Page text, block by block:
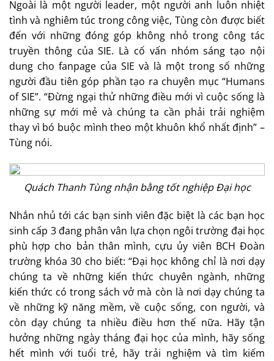
Ngoài là một người leader, một người anh luôn nhiệt
tình và nghiêm túc trong công việc, Tùng còn được biết
đến với những đóng góp không nhỏ trong công tác
truyền thông của SIE. Là cố vấn nhóm sáng tạo nội
dung cho fanpage của SIE và là một trong số những
người đầu tiên góp phần tạo ra chuyên mục “Humans
of SIE”. “Đừng ngại thử những điều mới vì cuộc sống là
những sự mới mẻ và chúng ta cần phải trải nghiệm
thay vì bó buộc mình theo một khuôn khổ nhất định” –
Tùng nói.
Quách Thanh Tùng nhận bằng tốt nghiệp Đại học
Nhắn nhủ tới các bạn sinh viên đặc biệt là các bạn học
sinh cấp 3 đang phân vân lựa chọn ngôi trường đại học
phù hợp cho bản thân mình, cựu ủy viên BCH Đoàn
trường khóa 30 cho biết: “Đại học không chỉ là nơi dạy
chúng ta về những kiến thức chuyên ngành, những
kiến thức có trong sách vở mà còn là nơi dạy chúng ta
về những kỹ năng mềm, về cuộc sống, con người, và
còn dạy chúng ta nhiều điều hơn thế nữa. Hãy tận
hưởng những ngày tháng đại học của mình, hãy sống
hết mình với tuổi trẻ, hãy trải nghiệm và tìm kiếm